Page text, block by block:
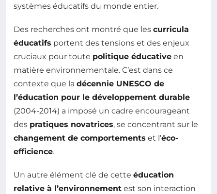
systèmes éducatifs du monde entier.
Des recherches ont montré que les curricula
éducatifs portent des tensions et des enjeux
cruciaux pour toute politique éducative en
matière environnementale. C’est dans ce
contexte que la décennie UNESCO de
l’éducation pour le développement durable
(2004-2014) a imposé un cadre encourageant
des pratiques novatrices, se concentrant sur le
changement de comportements et l’éco-
efficience.
Un autre élément clé de cette éducation
relative à l’environnement est son interaction